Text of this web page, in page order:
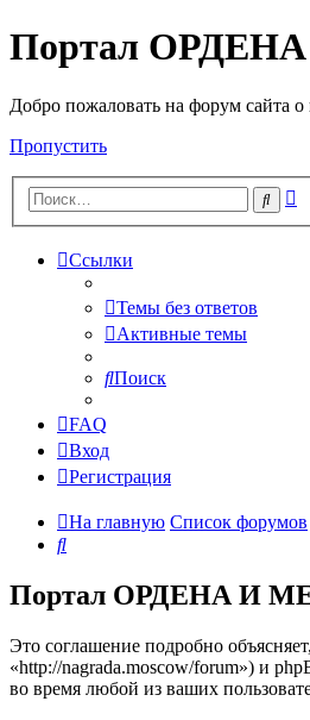
Портал
Добро пожаловать на форум сайта
Пропустить
Поиск
Ссылки
Темы без ответов
Активные темы
Поиск
FAQ
Вход
Регистрация
На главную Список форумов
Поиск
Портал ОРДЕНА И
Это соглашение подробно
«http://nagrada.moscow/forum») и
во время любой из ваших